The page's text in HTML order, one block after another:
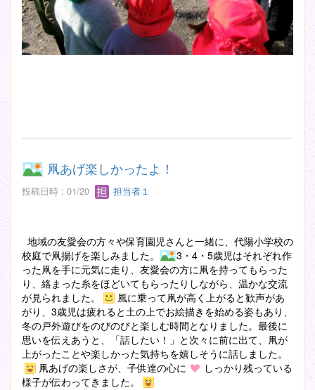
凧あげ楽しかったよ！
投稿日時 : 01/20 担当者１
地域の友愛会の方々や保育園児さんと一緒に、代陽小学校の
校庭で凧揚げを楽しみました。
3・4・5歳児はそれぞれ作
った凧を手に元気に走り、友愛会の方に凧を持ってもらった
り、絡まった糸をほどいてもらったりしながら、温かな交流
が見られました。
風に乗って凧が高く上がると歓声があ
がり、3歳児は疲れると土の上でお絵描きを始める姿もあり、
冬の戸外遊びをのびのびと楽しむ時間となりました。最後に
思いを伝えあうと、「話したい！」と次々に前に出て、凧が
上がったことや楽しかった気持ちを嬉しそうに話しました。
凧あげの楽しさが、子供達の心に
しっかり残っている
様子が伝わってきました。